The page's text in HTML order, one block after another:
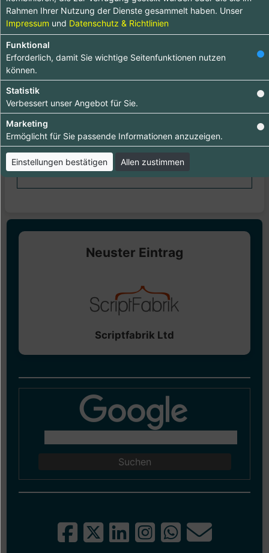
Qualität / Arbeit
Weiterempfehlung
Bewertung abschicken
Bewertungen
Test|12.10.2023
Test
Neuster Eintrag
Scriptfabrik Ltd
Rahmen Ihrer Nutzung der Dienste gesammelt haben. Unser
Impressum und Datenschutz & Richtlinien
Funktional
Erforderlich, damit Sie wichtige Seitenfunktionen nutzen
können.
Statistik
Verbessert unser Angebot für Sie.
Marketing
Ermöglicht für Sie passende Informationen anzuzeigen.
Einstellungen bestätigen Allen zustimmen